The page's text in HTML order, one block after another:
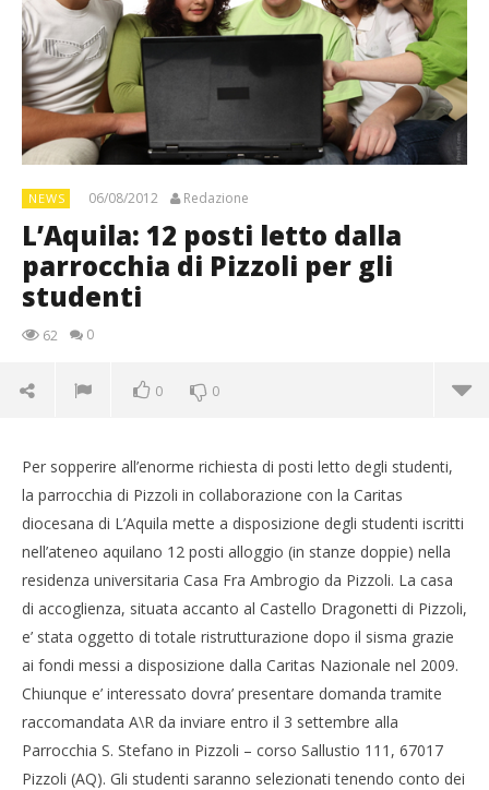
NEWS 06/08/2012 Redazione
L’Aquila: 12 posti letto dalla
parrocchia di Pizzoli per gli
studenti
62 0
0 0
NOW VIEWING
L’Aquila: 12 posti letto dalla parrocchia di Pizzoli per
gli studenti
06/08/2012
Redazione
Per sopperire all’enorme richiesta di posti letto degli studenti,
la parrocchia di Pizzoli in collaborazione con la Caritas
diocesana di L’Aquila mette a disposizione degli studenti iscritti
nell’ateneo aquilano 12 posti alloggio (in stanze doppie) nella
residenza universitaria Casa Fra Ambrogio da Pizzoli. La casa
di accoglienza, situata accanto al Castello Dragonetti di Pizzoli,
e’ stata oggetto di totale ristrutturazione dopo il sisma grazie
ai fondi messi a disposizione dalla Caritas Nazionale nel 2009.
Chiunque e’ interessato dovra’ presentare domanda tramite
raccomandata A\R da inviare entro il 3 settembre alla
Parrocchia S. Stefano in Pizzoli – corso Sallustio 111, 67017
Pizzoli (AQ). Gli studenti saranno selezionati tenendo conto dei